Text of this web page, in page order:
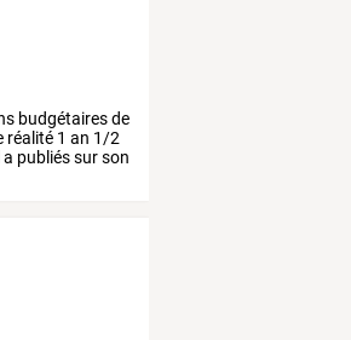
budgétairesde
réalité 1 an 1/2
a publiéssurson